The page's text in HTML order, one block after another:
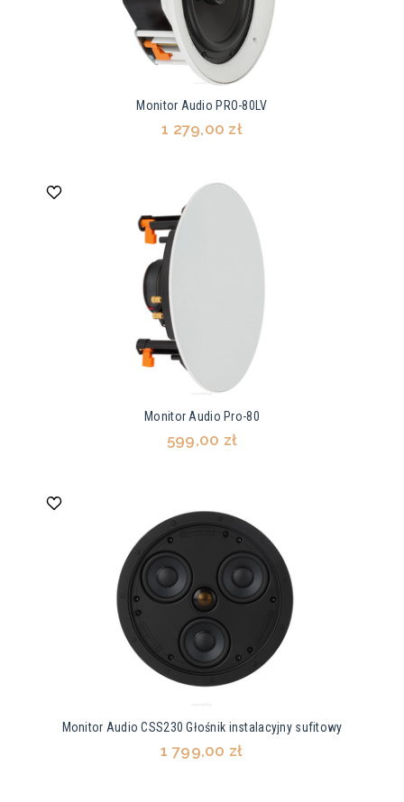
Monitor Audio PRO-80LV
1 279,00 zł
Monitor Audio Pro-80
599,00 zł
Monitor Audio CSS230 Głośnik instalacyjny sufitowy
1 799,00 zł